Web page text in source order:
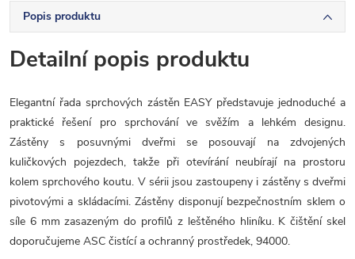
Popis produktu
Detailní popis produktu
Elegantní řada sprchových zástěn EASY představuje jednoduché a
praktické řešení pro sprchování ve svěžím a lehkém designu.
Zástěny s posuvnými dveřmi se posouvají na zdvojených
kuličkových pojezdech, takže při otevírání neubírají na prostoru
kolem sprchového koutu. V sérii jsou zastoupeny i zástěny s dveřmi
pivotovými a skládacími. Zástěny disponují bezpečnostním sklem o
síle 6 mm zasazeným do profilů z leštěného hliníku. K čištění skel
doporučujeme ASC čistící a ochranný prostředek, 94000.